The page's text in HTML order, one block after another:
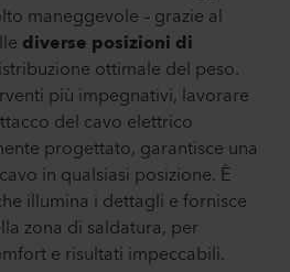
maneggevole – grazie al
diverse posizioni di
ottimale del peso.
più impegnativi, lavorare
del cavo elettrico
progettato, garantisce una
in qualsiasi posizione. È
illumina i dettagli e fornisce
zona di saldatura, per
e risultati impeccabili.